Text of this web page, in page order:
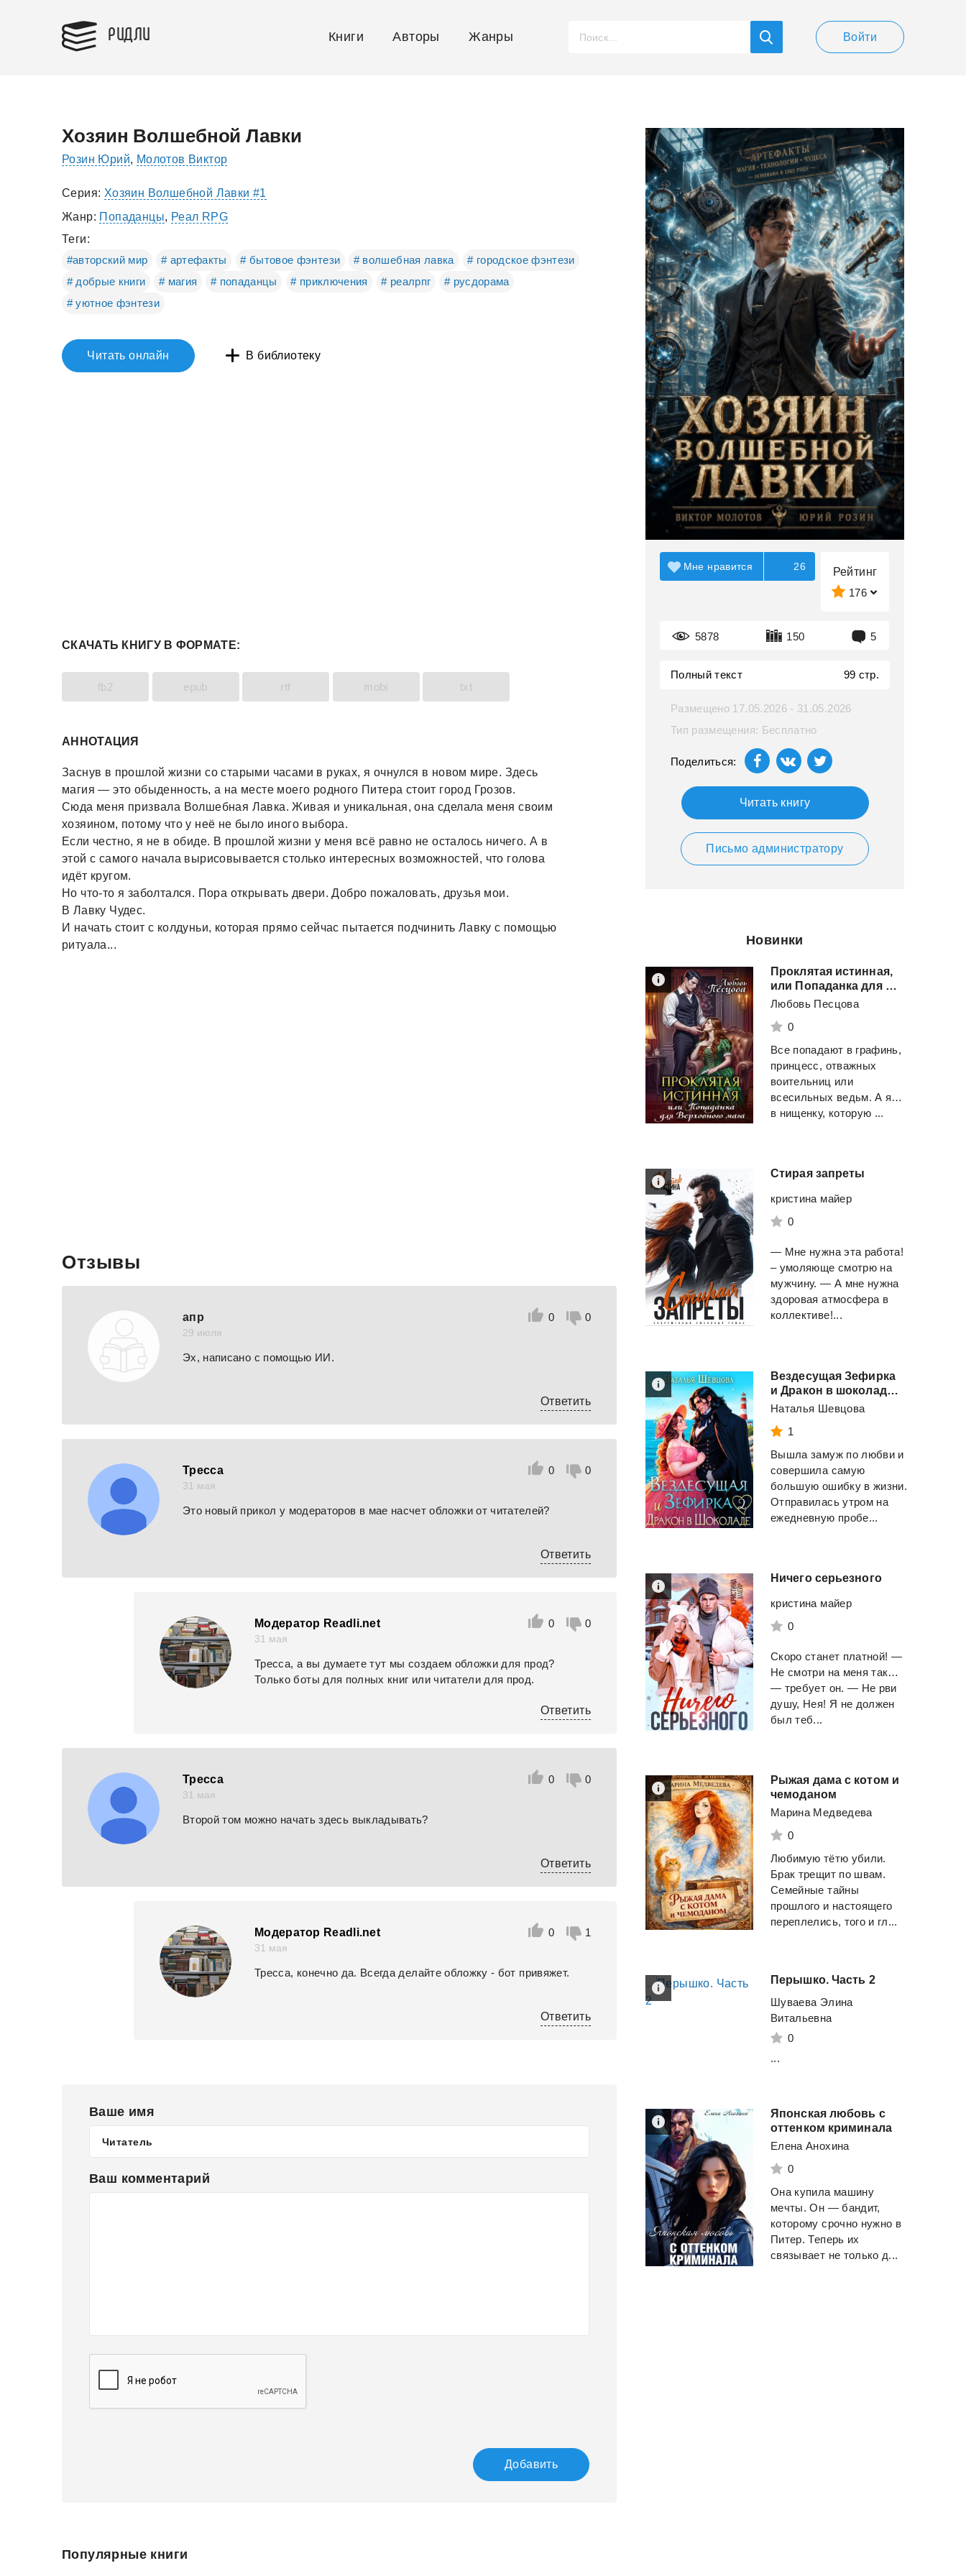
РИДЛИ Книги Авторы Жанры Войти
Хозяин Волшебной Лавки
Розин Юрий, Молотов Виктор
Серия: Хозяин Волшебной Лавки #1
Жанр: Попаданцы, Реал RPG
Теги:
#авторский мир
# артефакты # бытовое фэнтези # волшебная лавка
# городское фэнтези
# добрые книги
# магия # попаданцы # приключения # реалрпг
# русдорама
# уютное фэнтези
Читать онлайн В библиотеку
СКАЧАТЬ КНИГУ В ФОРМАТЕ:
fb2 epub rtf mobi txt
АННОТАЦИЯ
Заснув в прошлой жизни со старыми часами в руках, я очнулся в новом мире. Здесь
магия — это обыденность, а на месте моего родного Питера стоит город Грозов.
Сюда меня призвала Волшебная Лавка. Живая и уникальная, она сделала меня своим
хозяином, потому что у неё не было иного выбора.
Если честно, я не в обиде. В прошлой жизни у меня всё равно не осталось ничего. А в
этой с самого начала вырисовывается столько интересных возможностей, что голова
идёт кругом.
Но что-то я заболтался. Пора открывать двери. Добро пожаловать, друзья мои.
В Лавку Чудес.
И начать стоит с колдуньи, которая прямо сейчас пытается подчинить Лавку с помощью
ритуала...
Отзывы
апр
29 июля
0 0
Эх, написано с помощью ИИ.
Ответить
Тресса
31 мая
0 0
Это новый прикол у модераторов в мае насчет обложки от читателей?
Ответить
Модератор Readli.net
31 мая
0 0
Тресса, а вы думаете тут мы создаем обложки для прод?
Только боты для полных книг или читатели для прод.
Ответить
Тресса
31 мая
0 0
Второй том можно начать здесь выкладывать?
Ответить
Модератор Readli.net
31 мая
0 1
Тресса, конечно да. Всегда делайте обложку - бот привяжет.
Ответить
Ваше имя
Ваш комментарий
Добавить
Популярные книги
Рейтинг
176
5878 150 5
Мне нравится 26
Полный текст 99 стр.
Размещено 17.05.2026 - 31.05.2026
Тип размещения: Бесплатно
Поделиться:
Читать книгу
Письмо администратору
Новинки
Проклятая истинная,
или Попаданка для Верховного мага
Любовь Песцова
0
Все попадают в графинь,
принцесс, отважных
воительниц или
всесильных ведьм. А я…
в нищенку, которую ...
Стирая запреты
кристина майер
0
— Мне нужна эта работа!
– умоляюще смотрю на
мужчину. — А мне нужна
здоровая атмосфера в
коллективе!...
Вездесущая Зефирка
и Дракон в шоколаде - 2
Наталья Шевцова
1
Вышла замуж по любви и
совершила самую
большую ошибку в жизни.
Отправилась утром на
ежедневную пробе...
Ничего серьезного
кристина майер
0
Скоро станет платной! —
Не смотри на меня так…
— требует он. — Не рви
душу, Нея! Я не должен
был теб...
Рыжая дама с котом и
чемоданом
Марина Медведева
0
Любимую тëтю убили.
Брак трещит по швам.
Семейные тайны
прошлого и настоящего
переплелись, того и гл...
Перышко. Часть 2
Шуваева Элина
Витальевна
0
...
Японская любовь с
оттенком криминала
Елена Анохина
0
Она купила машину
мечты. Он — бандит,
которому срочно нужно в
Питер. Теперь их
связывает не только д...